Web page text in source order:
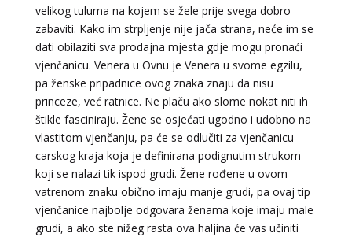
velikog tuluma na kojem se žele prije svega dobro
zabaviti. Kako im strpljenje nije jača strana, neće im se
dati obilaziti sva prodajna mjesta gdje mogu pronaći
vjenčanicu. Venera u Ovnu je Venera u svome egzilu,
pa ženske pripadnice ovog znaka znaju da nisu
princeze, već ratnice. Ne plaču ako slome nokat niti ih
štikle fasciniraju. Žene se osjećati ugodno i udobno na
vlastitom vjenčanju, pa će se odlučiti za vjenčanicu
carskog kraja koja je definirana podignutim strukom
koji se nalazi tik ispod grudi. Žene rođene u ovom
vatrenom znaku obično imaju manje grudi, pa ovaj tip
vjenčanice najbolje odgovara ženama koje imaju male
grudi, a ako ste nižeg rasta ova haljina će vas učiniti